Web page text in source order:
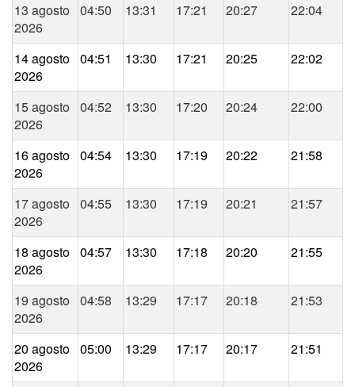
13 agosto
2026
04:50 13:31 17:21 20:27 22:04
14 agosto
2026
04:51 13:30 17:21 20:25 22:02
15 agosto
2026
04:52 13:30 17:20 20:24 22:00
16 agosto
2026
04:54 13:30 17:19 20:22 21:58
17 agosto
2026
04:55 13:30 17:19 20:21 21:57
18 agosto
2026
04:57 13:30 17:18 20:20 21:55
19 agosto
2026
04:58 13:29 17:17 20:18 21:53
20 agosto
2026
05:00 13:29 17:17 20:17 21:51